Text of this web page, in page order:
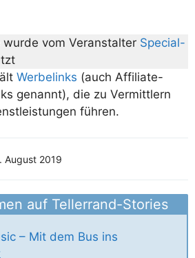
wurde vom Veranstalter Special-
Werbelinks (auch Affiliate-
genannt), die zu Vermittlern
führen.
August 2019
auf Tellerrand-Stories
– Mit dem Bus ins